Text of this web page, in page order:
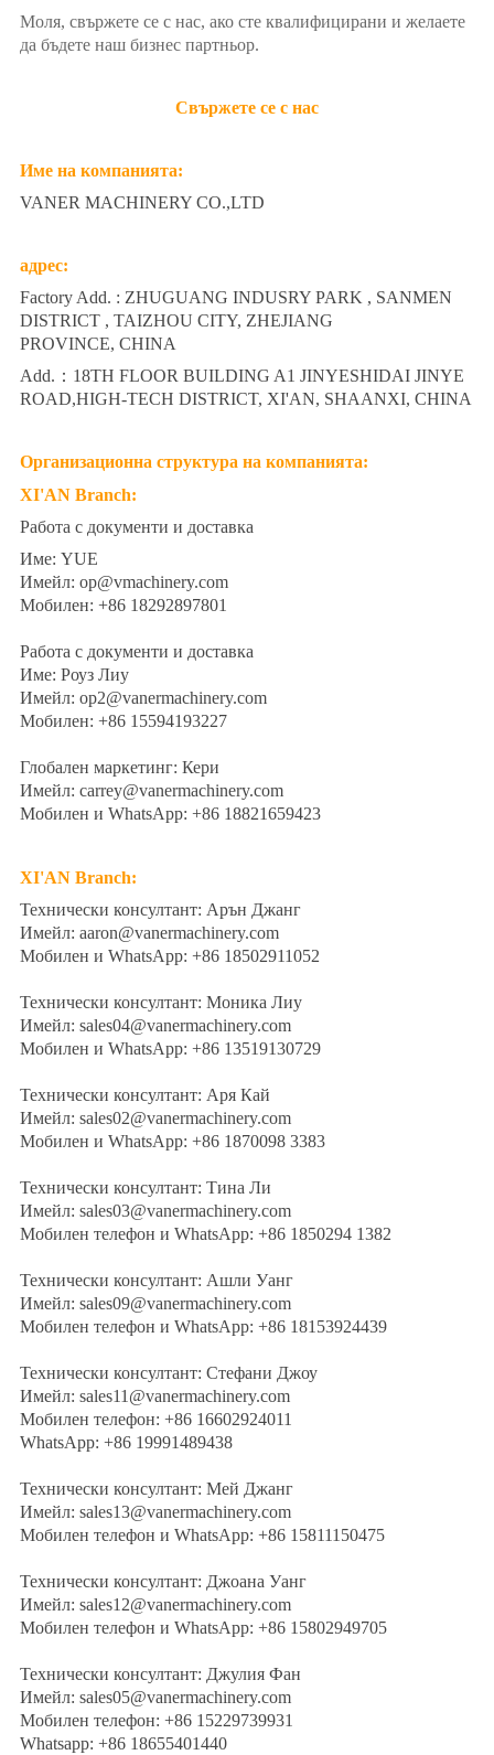
Моля, свържете се с нас, ако сте квалифицирани и желаете
да бъдете наш бизнес партньор.
Свържете се с нас
Име на компанията:
VANER MACHINERY CO.,LTD
адрес:
Factory Add. : ZHUGUANG INDUSRY PARK , SANMEN
DISTRICT , TAIZHOU CITY, ZHEJIANG
PROVINCE, CHINA
Add.：18TH FLOOR BUILDING A1 JINYESHIDAI JINYE
ROAD,HIGH-TECH DISTRICT, XI'AN, SHAANXI, CHINA
Организационна структура на компанията:
XI'AN Branch:
Работа с документи и доставка
Име: YUE
Имейл: op@vmachinery.com
Мобилен: +86 18292897801
Работа с документи и доставка
Име: Роуз Лиу
Имейл: op2@vanermachinery.com
Мобилен: +86 15594193227
Глобален маркетинг: Кери
Имейл: carrey@vanermachinery.com
Мобилен и WhatsApp: +86 18821659423
XI'AN Branch:
Технически консултант: Арън Джанг
Имейл: aaron@vanermachinery.com
Мобилен и WhatsApp: +86 18502911052
Технически консултант: Моника Лиу
Имейл: sales04@vanermachinery.com
Мобилен и WhatsApp: +86 13519130729
Технически консултант: Аря Кай
Имейл: sales02@vanermachinery.com
Мобилен и WhatsApp: +86 1870098 3383
Технически консултант: Тина Ли
Имейл: sales03@vanermachinery.com
Мобилен телефон и WhatsApp: +86 1850294 1382
Технически консултант: Ашли Уанг
Имейл: sales09@vanermachinery.com
Мобилен телефон и WhatsApp: +86 18153924439
Технически консултант: Стефани Джоу
Имейл: sales11@vanermachinery.com
Мобилен телефон: +86 16602924011
WhatsApp: +86 19991489438
Технически консултант: Мей Джанг
Имейл: sales13@vanermachinery.com
Мобилен телефон и WhatsApp: +86 15811150475
Технически консултант: Джоана Уанг
Имейл: sales12@vanermachinery.com
Мобилен телефон и WhatsApp: +86 15802949705
Технически консултант: Джулия Фан
Имейл: sales05@vanermachinery.com
Мобилен телефон: +86 15229739931
Whatsapp: +86 18655401440